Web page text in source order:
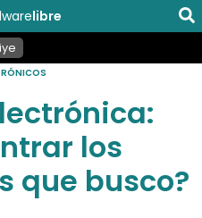
libre
los
que busco?